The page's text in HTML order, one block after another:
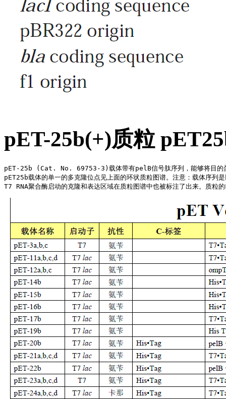
pET-25b(+)质粒
pET-25b (Cat. No. 69753-3)载体带有pelB信号肽序列，能够将目的蛋
pET25b载体的单一的多克隆位点见上面的环状质粒图谱。注意：载体序列